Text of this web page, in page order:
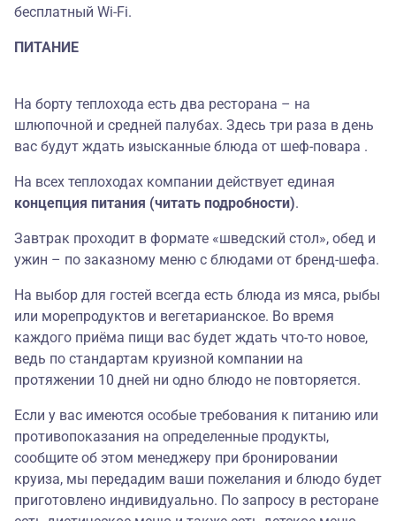
бесплатный Wi-Fi.
ПИТАНИЕ
На борту теплохода есть два ресторана – на
шлюпочной и средней палубах. Здесь три раза в день
вас будут ждать изысканные блюда от шеф-повара .
На всех теплоходах компании действует единая
концепция питания (читать подробности).
Завтрак проходит в формате «шведский стол», обед и
ужин – по заказному меню с блюдами от бренд-шефа.
На выбор для гостей всегда есть блюда из мяса, рыбы
или морепродуктов и вегетарианское. Во время
каждого приёма пищи вас будет ждать что-то новое,
ведь по стандартам круизной компании на
протяжении 10 дней ни одно блюдо не повторяется.
Если у вас имеются особые требования к питанию или
противопоказания на определенные продукты,
сообщите об этом менеджеру при бронировании
круиза, мы передадим ваши пожелания и блюдо будет
приготовлено индивидуально. По запросу в ресторане